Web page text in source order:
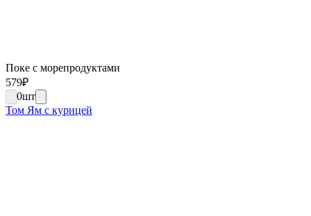
Поке с морепродуктами
579₽
0шт
Том Ям с курицей